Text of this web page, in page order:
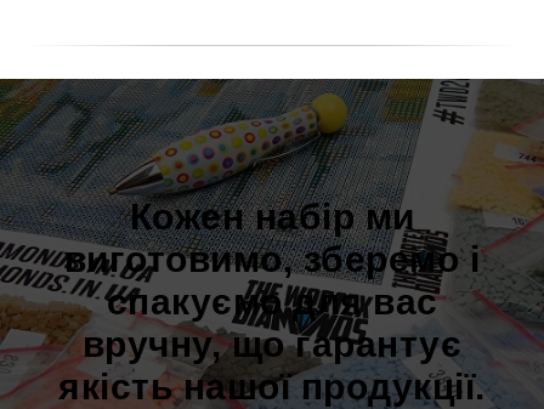
Кожен набір ми
виготовимо, зберемо і
спакуємо для вас
вручну, що гарантує
якість нашої продукції.